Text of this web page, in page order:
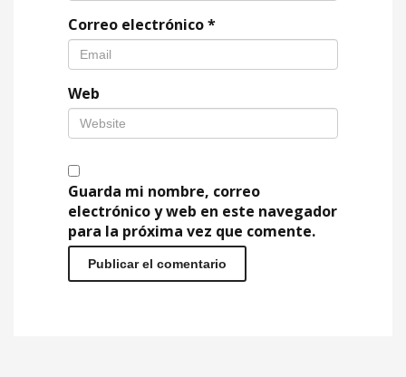
Correo electrónico*
Web
Guarda mi nombre, correo
electrónico y web en este navegador
para la próxima vez que comente.